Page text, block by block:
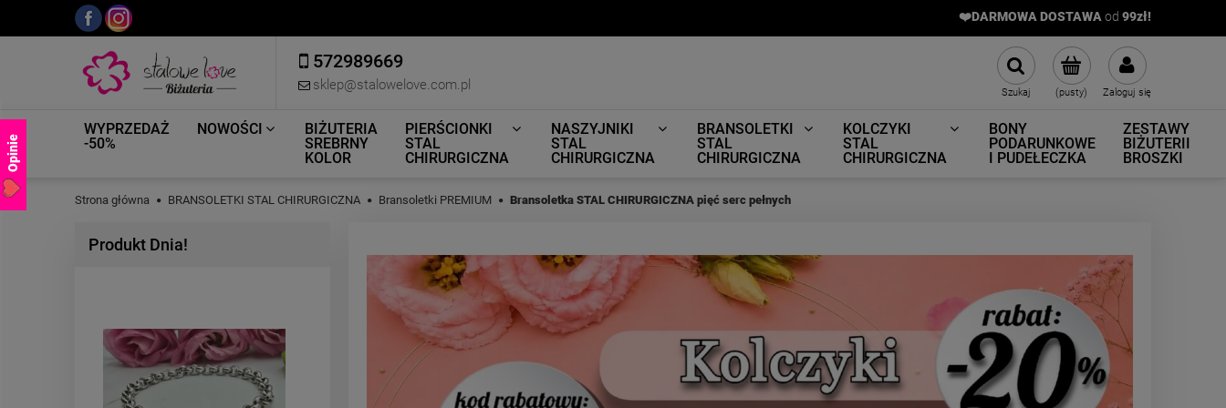
❤️DARMOWA DOSTAWA od 99zł!
572989669
sklep@stalowelove.com.pl (pusty) Zaloguj się
Szukaj
WYPRZEDAŻ
-50%
NOWOŚCI
BIŻUTERIA
SREBRNY
KOLOR
PIERŚCIONKI
STAL
CHIRURGICZNA
NASZYJNIKI
STAL
CHIRURGICZNA
BRANSOLETKI
STAL
CHIRURGICZNA
KOLCZYKI
STAL
CHIRURGICZNA
BONY
PODARUNKOWE
I PUDEŁECZKA
ZESTAWY
BIŻUTERII
BROSZKI
Strona główna BRANSOLETKI STAL CHIRURGICZNA Bransoletki PREMIUM Bransoletka STAL CHIRURGICZNA pięć serc pełnych
Produkt Dnia!
Opinie